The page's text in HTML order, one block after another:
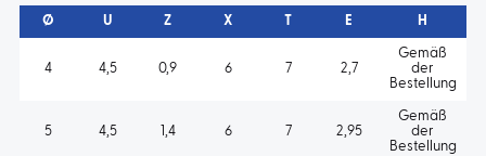
Ø U Z X E H
4 4,5 0,9 6 7 2,7
Gemäß
der
Bestellung
5 4,5 1,4 6 7 2,95
Gemäß
der
Bestellung